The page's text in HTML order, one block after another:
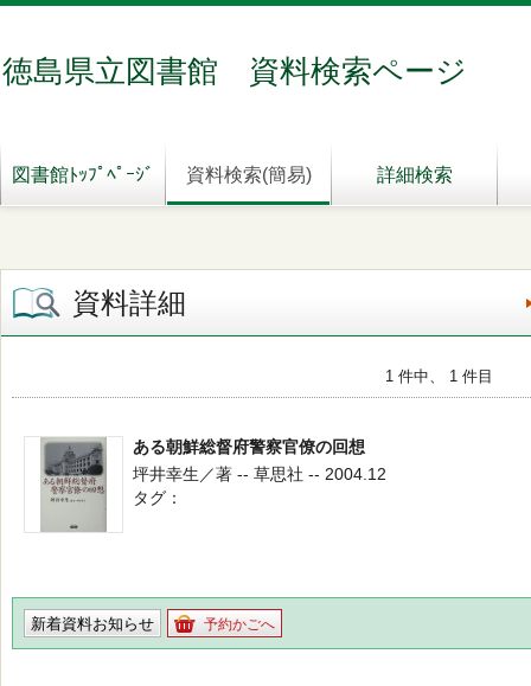
徳島県立図書館 資料検索ページ
図書館ﾄｯﾌﾟﾍﾟｰｼﾞ 資料検索(簡易) 詳細検索
資料詳細
1 件中、 1 件目
ある朝鮮総督府警察官僚の回想
坪井幸生／著 -- 草思社 -- 2004.12
タグ
新着資料お知らせ 予約かごへ